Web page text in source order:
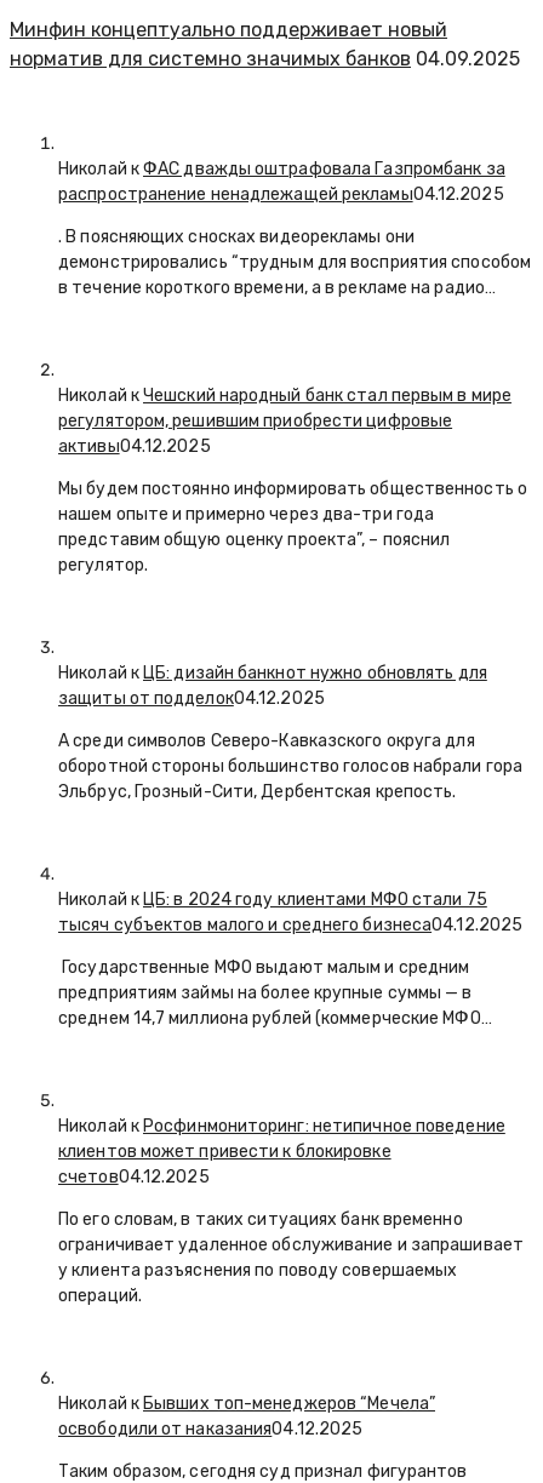
Минфин концептуально поддерживает новый
норматив для системно значимых банков 04.09.2025
Николай кФАС дважды оштрафовала Газпромбанк за
распространение ненадлежащей рекламы04.12.2025
. В поясняющих сносках видеорекламы они
демонстрировались “трудным для восприятия способом
в течение короткого времени, а в рекламе на радио…
Николай кЧешский народный банк стал первым в мире
регулятором, решившим приобрести цифровые
активы04.12.2025
Мы будем постоянно информировать общественность о
нашем опыте и примерно через два-три года
представим общую оценку проекта”, – пояснил
регулятор.
Николай к ЦБ: дизайн банкнот нужно обновлять для
защиты от подделок04.12.2025
А среди символов Северо-Кавказского округа для
оборотной стороны большинство голосов набрали гора
Эльбрус, Грозный-Сити, Дербентская крепость.
Николай к ЦБ: в 2024 году клиентами МФО стали 75
тысяч субъектов малого и среднего бизнеса04.12.2025
Государственные МФО выдают малым и средним
предприятиям займы на более крупные суммы — в
среднем 14,7 миллиона рублей (коммерческие МФО…
Николай к Росфинмониторинг: нетипичное поведение
клиентов может привести к блокировке
счетов04.12.2025
По его словам, в таких ситуациях банк временно
ограничивает удаленное обслуживание и запрашивает
у клиента разъяснения по поводу совершаемых
операций.
Николай к Бывших топ-менеджеров “Мечела”
освободили от наказания04.12.2025
Таким образом, сегодня суд признал фигурантов